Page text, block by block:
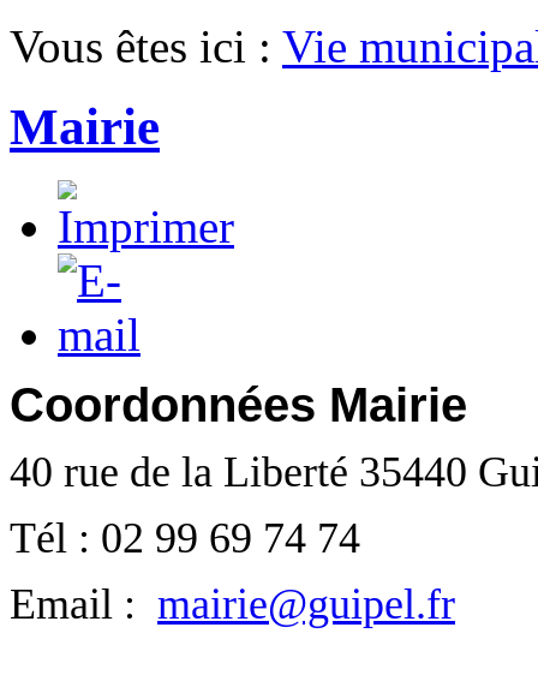
Vous êtes ici : Vie
Mairie
Coordonnées Mairie
40 rue de la Liberté 35440
Tél : 02 99 69 74 74
Email : mairie@guipel.fr